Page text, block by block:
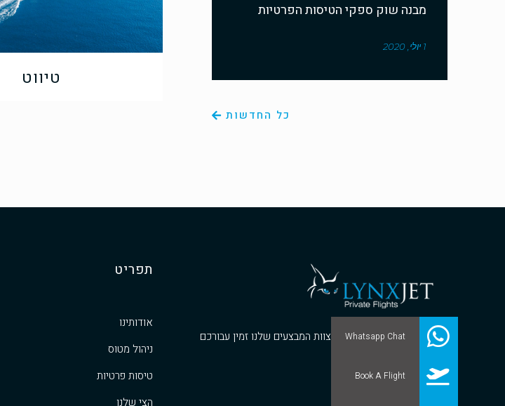
מבנה שוק ספקי הטיסות הפרטיות
1 יולי, 2020
כל החדשות
אולביה טיווט
נשמח לסייע ולייעץ לכם. צוות המבצעים שלנו זמין עבורכם
בכל עת – אפילו עכשיו!
972-3-7228020+
תפריט
אודותינו
ניהול מטוס
טיסות פרטיות
הצי שלנו
Book A Flight
Whatsapp Chat